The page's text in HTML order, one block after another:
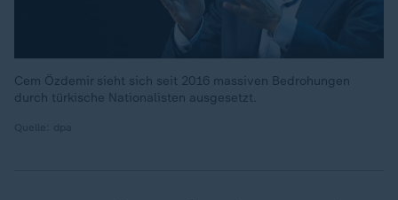
Cem Özdemir sieht sich seit 2016 massiven Bedrohungen
durch türkische Nationalisten ausgesetzt.